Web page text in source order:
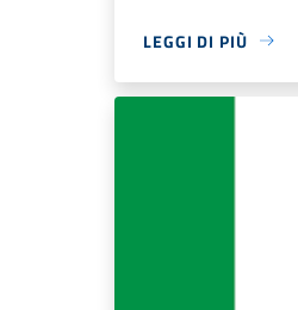
LEGGI DI PIÙ